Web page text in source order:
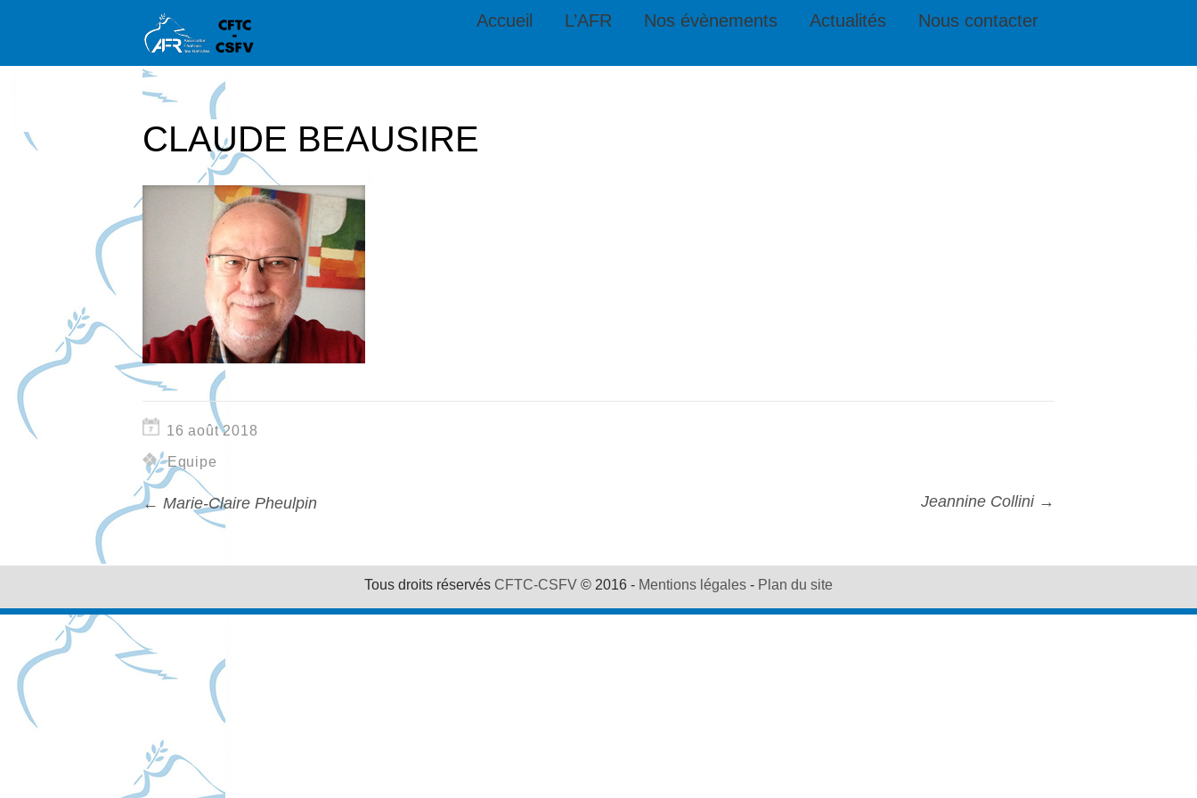
Accueil L’AFR Nos évènements Actualités Nous contacter
CLAUDE BEAUSIRE
16 août 2018
Equipe
← Marie-Claire Pheulpin Jeannine Collini →
Tous droits réservés CFTC-CSFV © 2016 - Mentions légales - Plan du site